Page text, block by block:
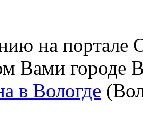
на портале
Вами городе
в Вологде